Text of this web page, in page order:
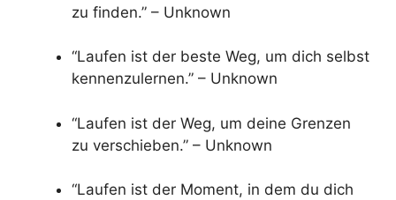
zu finden.” – Unknown
“Laufen ist der beste Weg, um dich selbst
kennenzulernen.” – Unknown
“Laufen ist der Weg, um deine Grenzen
zu verschieben.” – Unknown
“Laufen ist der Moment, in dem du dich